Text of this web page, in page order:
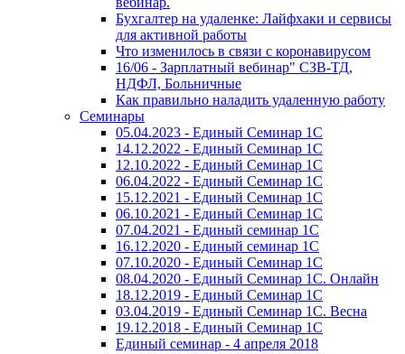
Бухгалтер на удаленке: Лайфхаки и сервисы
для активной работы
Что изменилось в связи с коронавирусом
16/06 - Зарплатный вебинар" СЗВ-ТД,
НДФЛ, Больничные
Как правильно наладить удаленную работу
Семинары
05.04.2023 - Единый Семинар 1С
14.12.2022 - Единый Семинар 1С
12.10.2022 - Единый Семинар 1С
06.04.2022 - Единый Семинар 1С
15.12.2021 - Единый Семинар 1С
06.10.2021 - Единый Семинар 1С
07.04.2021 - Единый семинар 1С
16.12.2020 - Единый семинар 1С
07.10.2020 - Единый Семинар 1С
08.04.2020 - Единый Семинар 1С. Онлайн
18.12.2019 - Единый Семинар 1С
03.04.2019 - Единый Семинар 1С. Весна
19.12.2018 - Единый Семинар 1С
Единый семинар - 4 апреля 2018